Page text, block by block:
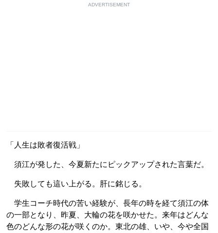
ADVERTISEMENT
「人生は敗者復活戦」
須江が発した、今夏新たにピックアップされた言葉だ。
失敗しても這い上がる。肝に銘じる。
学生コーチ時代の苦い経験が、長年の時を経て須江の体
の一部となり、昨夏、大輪の花を咲かせた。来年はどんな
色のどんな形の花が咲くのか。東北の雄、いや、今や全国